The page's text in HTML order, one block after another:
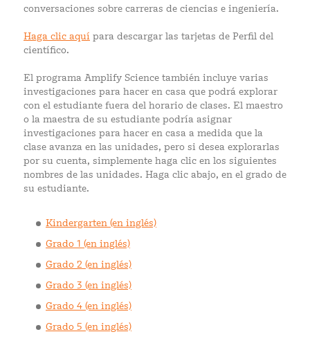
conversaciones sobre carreras de ciencias e ingeniería.
Haga clic aquí para descargar las tarjetas de Perfil del
científico.
El programa Amplify Science también incluye varias
investigaciones para hacer en casa que podrá explorar
con el estudiante fuera del horario de clases. El maestro
o la maestra de su estudiante podría asignar
investigaciones para hacer en casa a medida que la
clase avanza en las unidades, pero si desea explorarlas
por su cuenta, simplemente haga clic en los siguientes
nombres de las unidades. Haga clic abajo, en el grado de
su estudiante.
Kindergarten (en inglés)
Grado 1 (en inglés)
Grado 2 (en inglés)
Grado 3 (en inglés)
Grado 4 (en inglés)
Grado 5 (en inglés)